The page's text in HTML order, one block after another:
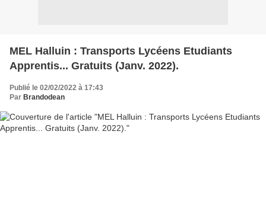
MEL Halluin : Transports Lycéens Etudiants
Apprentis... Gratuits (Janv. 2022).
Publié le 02/02/2022 à 17:43
Par Brandodean